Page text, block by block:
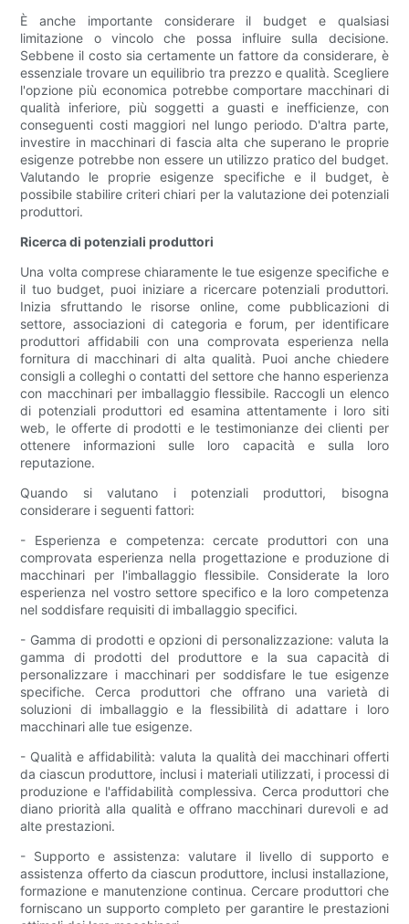
È anche importante considerare il budget e qualsiasi
limitazione o vincolo che possa influire sulla decisione.
Sebbene il costo sia certamente un fattore da considerare, è
essenziale trovare un equilibrio tra prezzo e qualità. Scegliere
l'opzione più economica potrebbe comportare macchinari di
qualità inferiore, più soggetti a guasti e inefficienze, con
conseguenti costi maggiori nel lungo periodo. D'altra parte,
investire in macchinari di fascia alta che superano le proprie
esigenze potrebbe non essere un utilizzo pratico del budget.
Valutando le proprie esigenze specifiche e il budget, è
possibile stabilire criteri chiari per la valutazione dei potenziali
produttori.
Ricerca di potenziali produttori
Una volta comprese chiaramente le tue esigenze specifiche e
il tuo budget, puoi iniziare a ricercare potenziali produttori.
Inizia sfruttando le risorse online, come pubblicazioni di
settore, associazioni di categoria e forum, per identificare
produttori affidabili con una comprovata esperienza nella
fornitura di macchinari di alta qualità. Puoi anche chiedere
consigli a colleghi o contatti del settore che hanno esperienza
con macchinari per imballaggio flessibile. Raccogli un elenco
di potenziali produttori ed esamina attentamente i loro siti
web, le offerte di prodotti e le testimonianze dei clienti per
ottenere informazioni sulle loro capacità e sulla loro
reputazione.
Quando si valutano i potenziali produttori, bisogna
considerare i seguenti fattori:
- Esperienza e competenza: cercate produttori con una
comprovata esperienza nella progettazione e produzione di
macchinari per l'imballaggio flessibile. Considerate la loro
esperienza nel vostro settore specifico e la loro competenza
nel soddisfare requisiti di imballaggio specifici.
- Gamma di prodotti e opzioni di personalizzazione: valuta la
gamma di prodotti del produttore e la sua capacità di
personalizzare i macchinari per soddisfare le tue esigenze
specifiche. Cerca produttori che offrano una varietà di
soluzioni di imballaggio e la flessibilità di adattare i loro
macchinari alle tue esigenze.
- Qualità e affidabilità: valuta la qualità dei macchinari offerti
da ciascun produttore, inclusi i materiali utilizzati, i processi di
produzione e l'affidabilità complessiva. Cerca produttori che
diano priorità alla qualità e offrano macchinari durevoli e ad
alte prestazioni.
- Supporto e assistenza: valutare il livello di supporto e
assistenza offerto da ciascun produttore, inclusi installazione,
formazione e manutenzione continua. Cercare produttori che
forniscano un supporto completo per garantire le prestazioni